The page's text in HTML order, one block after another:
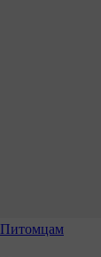
Питомцам